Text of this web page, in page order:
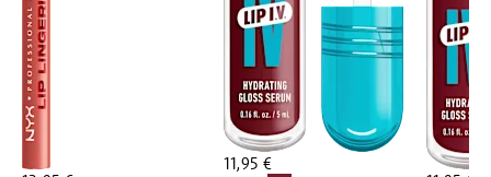
11,95 €